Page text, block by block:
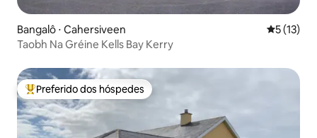
Bangalô ⋅ Cahersiveen 5 de uma
5 (13)
Taobh Na Gréine Kells Bay Kerry
Entre os melhores preferidos dos hóspedes
Preferido dos hóspedes